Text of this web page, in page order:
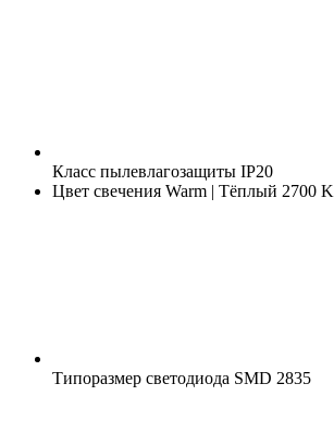
Класс пылевлагозащиты IP20
Цвет свечения Warm | Тёплый 2700 K
Типоразмер светодиода SMD 2835